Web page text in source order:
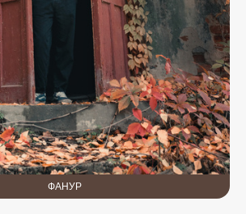
ФАНУР